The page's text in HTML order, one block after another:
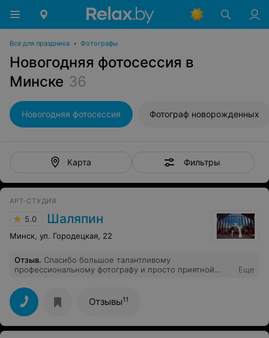
Все для праздника • Фотографы
Новогодняя фотосессия в
Минске 36
Новогодняя фотосессия Фотограф новорожденных
Карта Фильтры
АРТ-СТУДИЯ
5.0 Шаляпин
Минск, ул. Городецкая, 22
Отзыв. Спасибо большое талантливому
профессиональному фотографу и просто приятной
ней попала случайно и ничуть не пожалела! Сначала
немного смущалась, еще бы, такое количество
световых установок кругом, но потом Юля помогла
поймать нужное настроение, заставила смеяться,
старательно выстраивала свет, поправляла, "подойди
Еще
Отзывы11